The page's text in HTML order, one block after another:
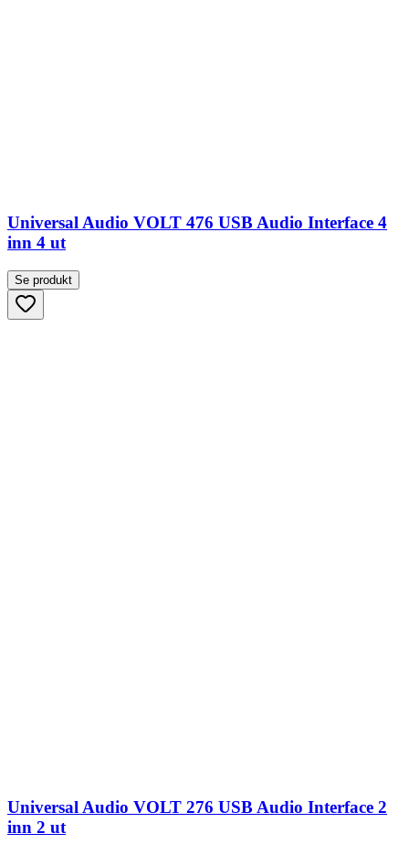
Universal Audio VOLT 476 USB Audio Interface 4
inn 4 ut
Se produkt
Universal Audio VOLT 276 USB Audio Interface 2
inn 2 ut